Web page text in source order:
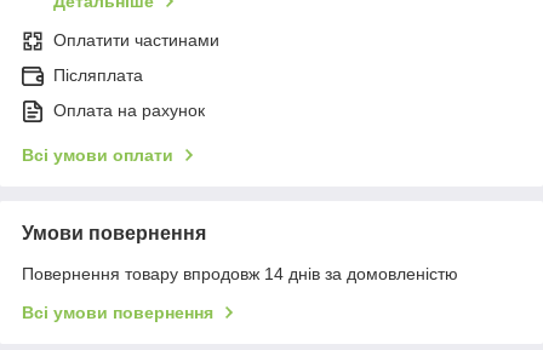
Оплатити частинами
Післяплата
Оплата на рахунок
Всі умови оплати
Умови повернення
Повернення товару впродовж 14 днів за домовленістю
Всі умови повернення